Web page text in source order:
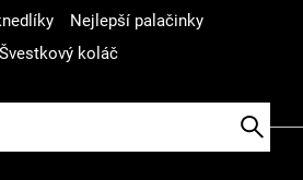
Nejlepší palačinky
Švestkový koláč